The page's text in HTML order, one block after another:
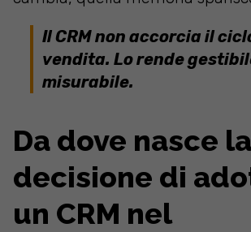
Il CRM non accorcia il
vendita. Lo rende
misurabile.
Da dove nasce la
decisione di
un CRM nel